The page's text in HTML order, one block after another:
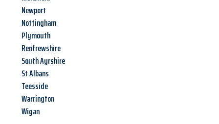
Newport
Nottingham
Plymouth
Renfrewshire
South Ayrshire
St Albans
Teesside
Warrington
Wigan